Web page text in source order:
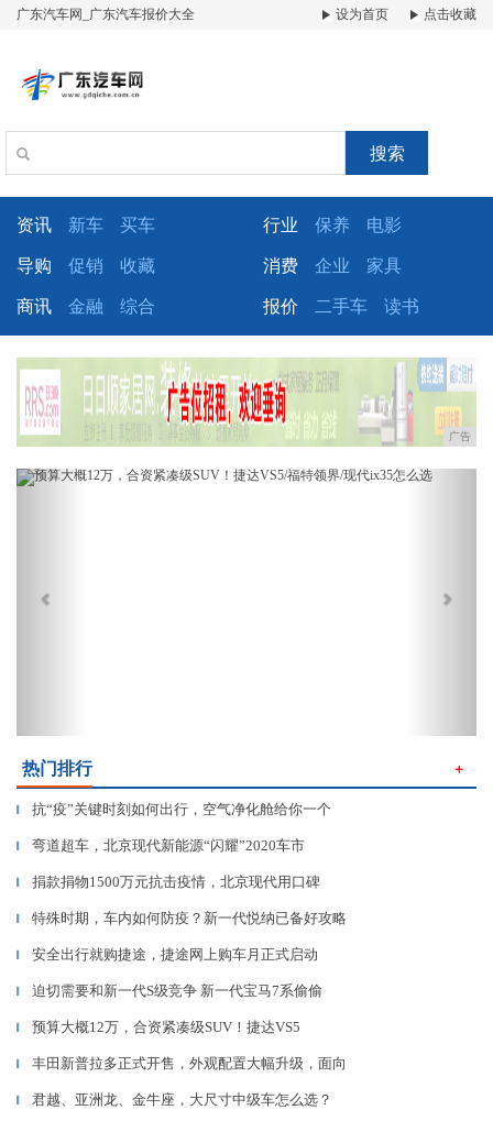
广东汽车网_广东汽车报价大全 设为首页 点击收藏
搜索
资讯 新车 买车 行业 保养 电影
导购 促销 收藏 消费 企业 家具
商讯 金融 综合 报价 二手车 读书
广告
Previous
热门排行 ＋
▎ 抗“疫”关键时刻如何出行，空气净化舱给你一个
▎ 弯道超车，北京现代新能源“闪耀”2020车市
▎ 捐款捐物1500万元抗击疫情，北京现代用口碑
▎ 特殊时期，车内如何防疫？新一代悦纳已备好攻略
▎ 安全出行就购捷途，捷途网上购车月正式启动
▎ 迫切需要和新一代S级竞争 新一代宝马7系偷偷
▎ 预算大概12万，合资紧凑级SUV！捷达VS5
▎ 丰田新普拉多正式开售，外观配置大幅升级，面向
▎ 君越、亚洲龙、金牛座，大尺寸中级车怎么选？